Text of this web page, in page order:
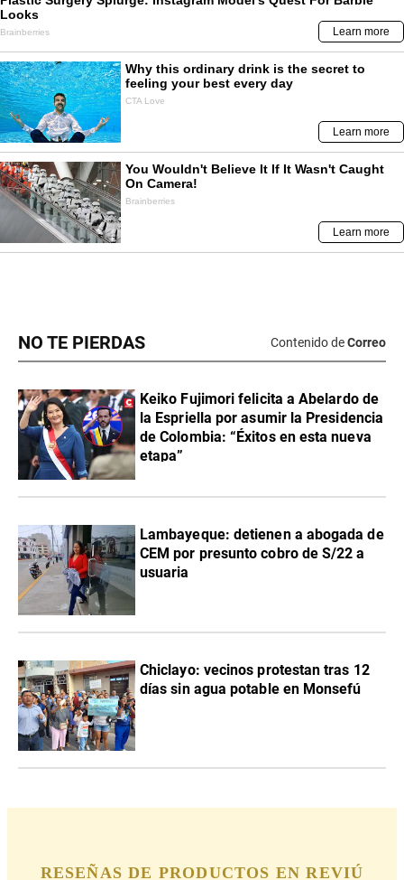
NO TE PIERDAS Contenido deCorreo
Keiko Fujimori felicita a Abelardo de
la Espriella por asumir la Presidencia
de Colombia: “Éxitos en esta nueva
etapa”
Lambayeque: detienen a abogada de
CEM por presunto cobro de S/22 a
usuaria
Chiclayo: vecinos protestan tras 12
días sin agua potable en Monsefú